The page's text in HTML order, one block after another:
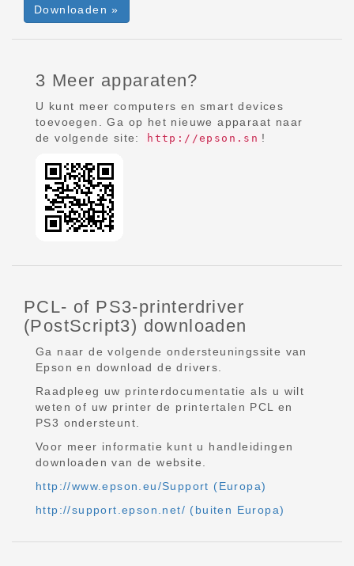
Downloaden »
3 Meer apparaten?
U kunt meer computers en smart devices
toevoegen. Ga op het nieuwe apparaat naar
de volgende site:
http://epson.sn !
PCL- of PS3-printerdriver
(PostScript3) downloaden
Ga naar de volgende ondersteuningssite van
Epson en download de drivers.
Raadpleeg uw printerdocumentatie als u wilt
weten of uw printer de printertalen PCL en
PS3 ondersteunt.
Voor meer informatie kunt u handleidingen
downloaden van de website.
http://www.epson.eu/Support (Europa)
http://support.epson.net/ (buiten Europa)